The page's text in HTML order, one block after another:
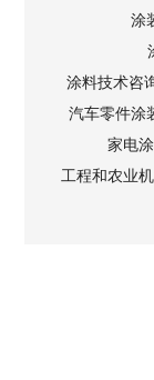
涂
涂料技术咨
汽车零件涂
家电
工程和农业